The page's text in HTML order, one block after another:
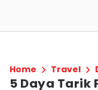
Home Travel
5 Daya Tarik